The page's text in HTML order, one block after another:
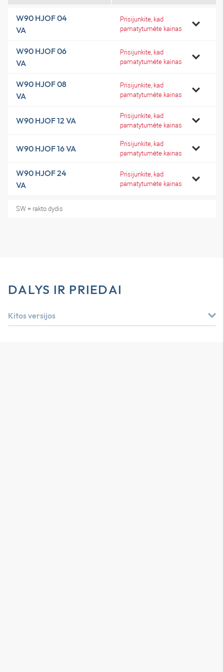
W90 HJOF 04
VA
Prisijunkite, kad
pamatytumėte kainas
W90 HJOF 06
VA
Prisijunkite, kad
pamatytumėte kainas
W90 HJOF 08
VA
Prisijunkite, kad
pamatytumėte kainas
W90 HJOF 12 VA
Prisijunkite, kad
pamatytumėte kainas
W90 HJOF 16 VA
Prisijunkite, kad
pamatytumėte kainas
W90 HJOF 24
VA
Prisijunkite, kad
pamatytumėte kainas
SW = rakto dydis
DALYS IR PRIEDAI
Kitos versijos